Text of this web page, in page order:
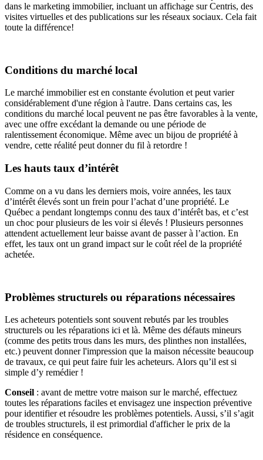
dans le marketing immobilier, incluant un affichage sur Centris, des
visites virtuelles et des publications sur les réseaux sociaux. Cela fait
toute la différence!
Conditions du marché local
Le marché immobilier est en constante évolution et peut varier
considérablement d'une région à l'autre. Dans certains cas, les
conditions du marché local peuvent ne pas être favorables à la vente,
avec une offre excédant la demande ou une période de
ralentissement économique. Même avec un bijou de propriété à
vendre, cette réalité peut donner du fil à retordre !
Les hauts taux d’intérêt
Comme on a vu dans les derniers mois, voire années, les taux
d’intérêt élevés sont un frein pour l’achat d’une propriété. Le
Québec a pendant longtemps connu des taux d’intérêt bas, et c’est
un choc pour plusieurs de les voir si élevés ! Plusieurs personnes
attendent actuellement leur baisse avant de passer à l’action. En
effet, les taux ont un grand impact sur le coût réel de la propriété
achetée.
Problèmes structurels ou réparations nécessaires
Les acheteurs potentiels sont souvent rebutés par les troubles
structurels ou les réparations ici et là. Même des défauts mineurs
(comme des petits trous dans les murs, des plinthes non installées,
etc.) peuvent donner l'impression que la maison nécessite beaucoup
de travaux, ce qui peut faire fuir les acheteurs. Alors qu’il est si
simple d’y remédier !
Conseil : avant de mettre votre maison sur le marché, effectuez
toutes les réparations faciles et envisagez une inspection préventive
pour identifier et résoudre les problèmes potentiels. Aussi, s’il s’agit
de troubles structurels, il est primordial d'afficher le prix de la
résidence en conséquence.